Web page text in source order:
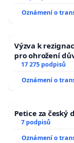
Oznámení o
Výzva k
pro ohrožení
17 275 podpisů
Oznámení o
Petice za český
7 podpisů
Oznámení o